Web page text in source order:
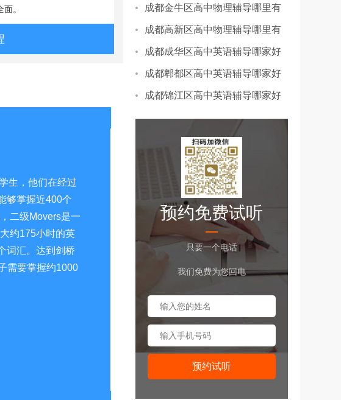
。
生，他们在经过
够掌握近400个
二级Movers是一
约175小时的英
词汇。达到剑桥
需要掌握约1000
成都金牛区高中物理辅导哪里有
成都高新区高中物理辅导哪里有
成都成华区高中英语辅导哪家好
成都郫都区高中英语辅导哪家好
成都锦江区高中英语辅导哪家好
预约免费试听
只要一个电话
我们免费为您回电